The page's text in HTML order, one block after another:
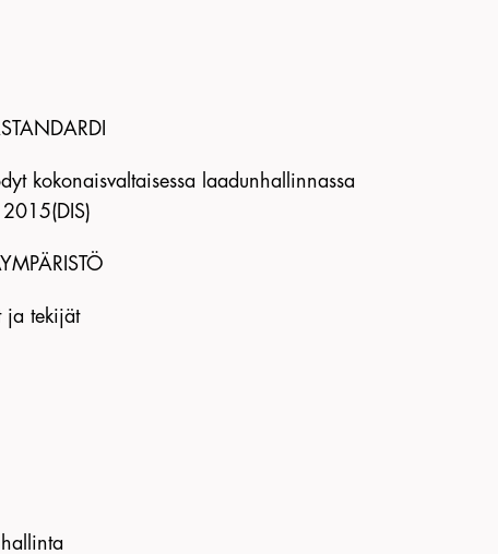
kokonaisvaltaisessa laadunhallinnassa
ja tekijät